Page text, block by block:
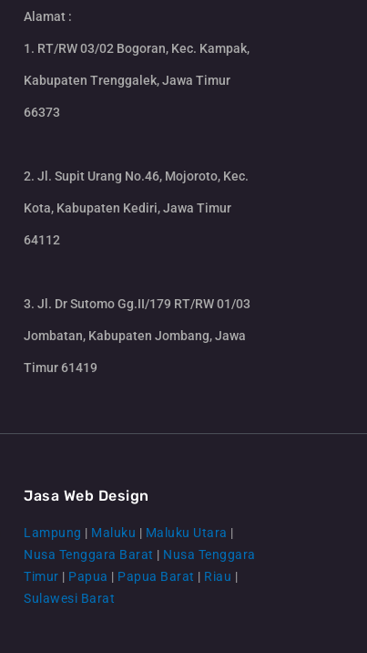
Alamat :
1. RT/RW 03/02 Bogoran, Kec. Kampak,
Kabupaten Trenggalek, Jawa Timur
66373
2. Jl. Supit Urang No.46, Mojoroto, Kec.
Kota, Kabupaten Kediri, Jawa Timur
64112
3. Jl. Dr Sutomo Gg.II/179 RT/RW 01/03
Jombatan, Kabupaten Jombang, Jawa
Timur 61419
Jasa Web Design
Lampung | Maluku | Maluku Utara |
Nusa Tenggara Barat | Nusa Tenggara
Timur | Papua | Papua Barat | Riau |
Sulawesi Barat